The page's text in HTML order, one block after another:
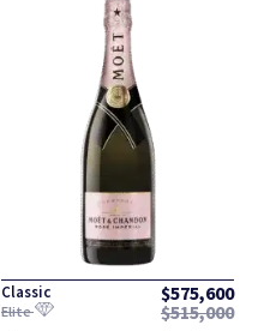
Classic $575,600
Elite $515,000